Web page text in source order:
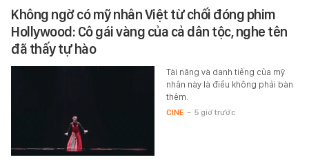
Không ngờ có mỹ nhân Việt từ chối đóng phim
Hollywood: Cô gái vàng của cả dân tộc, nghe tên
đã thấy tự hào
Tài năng và danh tiếng của mỹ
nhân này là điều không phải bàn
thêm.
CINE - 5 giờ trước